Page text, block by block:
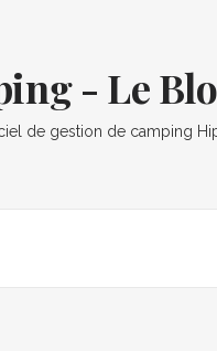
- Le
de gestion de camping